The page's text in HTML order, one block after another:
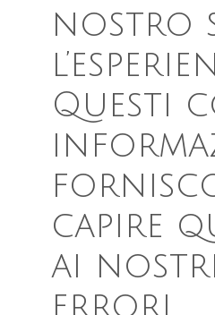
nostro
Questi
capire
ai
errori.